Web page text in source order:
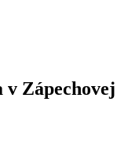
v Zápechovej